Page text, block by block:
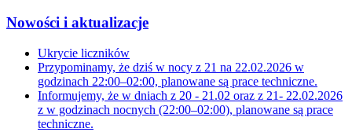
Nowości i aktualizacje
Ukrycie liczników
Przypominamy, że dziś w nocy z 21 na 22.02.2026 w
godzinach 22:00–02:00, planowane są prace techniczne.
Informujemy, że w dniach z 20 - 21.02 oraz z 21- 22.02.2026
z w godzinach nocnych (22:00–02:00), planowane są prace
techniczne.